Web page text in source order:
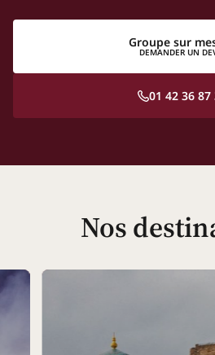
01 42 36 87
Groupe sur
DEMANDER UN
Nos